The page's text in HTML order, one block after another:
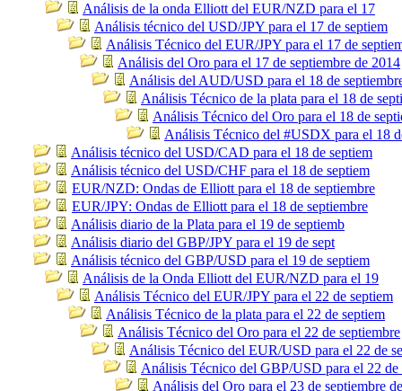
Análisis de la onda Elliott del EUR/NZD para el 17
Análisis técnico del USD/JPY para el 17 de septiem
Análisis Técnico del EUR/JPY para el 17 de
Análisis del Oro para el 17 de septiembre de 2014
Análisis del AUD/USD para el 18 de
Análisis Técnico de la plata para el 18 de
Análisis Técnico del Oro para el 18 de
Análisis Técnico del #USDX para el 18
Análisis técnico del USD/CAD para el 18 de septiem
Análisis técnico del USD/CHF para el 18 de septiem
EUR/NZD: Ondas de Elliott para el 18 de septiembre
EUR/JPY: Ondas de Elliott para el 18 de septiembre
Análisis diario de la Plata para el 19 de septiemb
Análisis diario del GBP/JPY para el 19 de sept
Análisis técnico del GBP/USD para el 19 de septiem
Análisis de la Onda Elliott del EUR/NZD para el 19
Análisis Técnico del EUR/JPY para el 22 de septiem
Análisis Técnico de la plata para el 22 de septiem
Análisis Técnico del Oro para el 22 de septiembre
Análisis Técnico del EUR/USD para el 22 de
Análisis Técnico del GBP/USD para el 22 de
Análisis del Oro para el 23 de septiembre